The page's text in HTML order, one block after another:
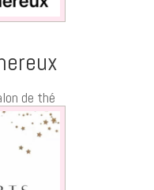
de thé